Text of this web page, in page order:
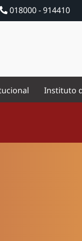
018000 - 914410
Instituto